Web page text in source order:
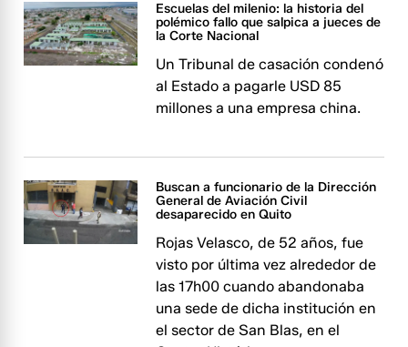
Escuelas del milenio: la historia del
polémico fallo que salpica a jueces de
la Corte Nacional
Un Tribunal de casación condenó
al Estado a pagarle USD 85
millones a una empresa china.
Buscan a funcionario de la Dirección
General de Aviación Civil
desaparecido en Quito
Rojas Velasco, de 52 años, fue
visto por última vez alrededor de
las 17h00 cuando abandonaba
una sede de dicha institución en
el sector de San Blas, en el